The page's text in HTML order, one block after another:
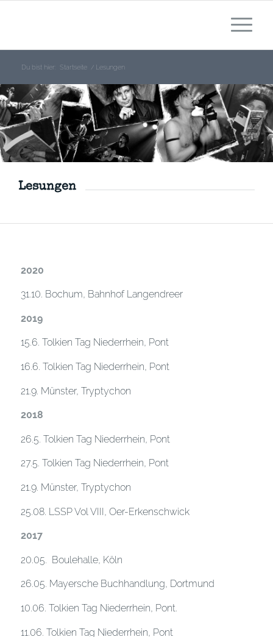
Du bist hier: Startseite / Lesungen
Lesungen
2020
31.10. Bochum, Bahnhof Langendreer
2019
15.6. Tolkien Tag Niederrhein, Pont
16.6. Tolkien Tag Niederrhein, Pont
21.9. Münster, Tryptychon
2018
26.5. Tolkien Tag Niederrhein, Pont
27.5. Tolkien Tag Niederrhein, Pont
21.9. Münster, Tryptychon
25.08. LSSP Vol VIII, Oer-Erkenschwick
2017
20.05. Boulehalle, Köln
26.05. Mayersche Buchhandlung, Dortmund
10.06. Tolkien Tag Niederrhein, Pont.
11.06. Tolkien Tag Niederrhein, Pont